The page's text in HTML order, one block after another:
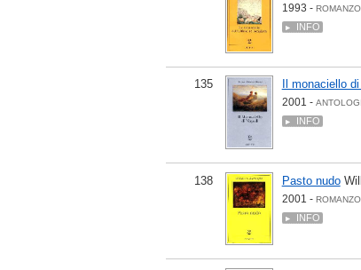
1993 - ROMANZO
INFO
135 Il monaciello
2001 -
INFO
138 Pasto nudo
2001 - ROMANZO
INFO